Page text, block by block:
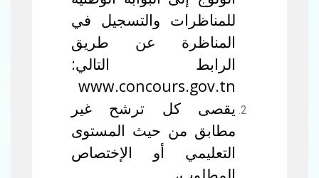
للمناظرات والتسجيل في
المناظرة عن طريق
الرابط التالي:
www.concours.gov.tn
يقصى كل ترشح غير
مطابق من حيث المستوى
التعليمي أو الإختصاص